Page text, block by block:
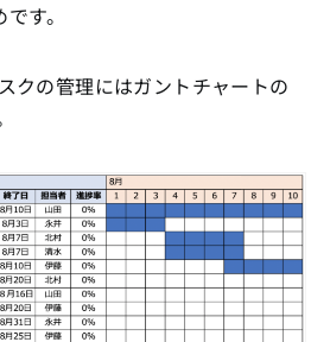
す。
クの管理にはガントチャートの